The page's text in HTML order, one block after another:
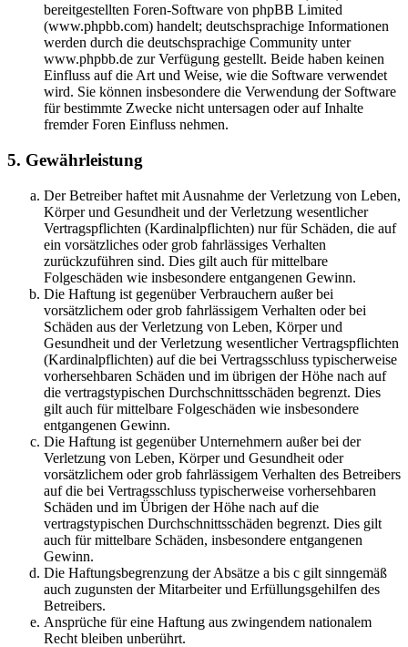
bereitgestellten Foren-Software von phpBB Limited
(www.phpbb.com) handelt; deutschsprachige Informationen
werden durch die deutschsprachige Community unter
www.phpbb.de zur Verfügung gestellt. Beide haben keinen
Einfluss auf die Art und Weise, wie die Software verwendet
wird. Sie können insbesondere die Verwendung der Software
für bestimmte Zwecke nicht untersagen oder auf Inhalte
fremder Foren Einfluss nehmen.
5. Gewährleistung
Der Betreiber haftet mit Ausnahme der Verletzung von Leben,
Körper und Gesundheit und der Verletzung wesentlicher
Vertragspflichten (Kardinalpflichten) nur für Schäden, die auf
ein vorsätzliches oder grob fahrlässiges Verhalten
zurückzuführen sind. Dies gilt auch für mittelbare
Folgeschäden wie insbesondere entgangenen Gewinn.
Die Haftung ist gegenüber Verbrauchern außer bei
vorsätzlichem oder grob fahrlässigem Verhalten oder bei
Schäden aus der Verletzung von Leben, Körper und
Gesundheit und der Verletzung wesentlicher Vertragspflichten
(Kardinalpflichten) auf die bei Vertragsschluss typischerweise
vorhersehbaren Schäden und im übrigen der Höhe nach auf
die vertragstypischen Durchschnittsschäden begrenzt. Dies
gilt auch für mittelbare Folgeschäden wie insbesondere
entgangenen Gewinn.
Die Haftung ist gegenüber Unternehmern außer bei der
Verletzung von Leben, Körper und Gesundheit oder
vorsätzlichem oder grob fahrlässigem Verhalten des Betreibers
auf die bei Vertragsschluss typischerweise vorhersehbaren
Schäden und im Übrigen der Höhe nach auf die
vertragstypischen Durchschnittsschäden begrenzt. Dies gilt
auch für mittelbare Schäden, insbesondere entgangenen
Gewinn.
Die Haftungsbegrenzung der Absätze a bis c gilt sinngemäß
auch zugunsten der Mitarbeiter und Erfüllungsgehilfen des
Betreibers.
Ansprüche für eine Haftung aus zwingendem nationalem
Recht bleiben unberührt.